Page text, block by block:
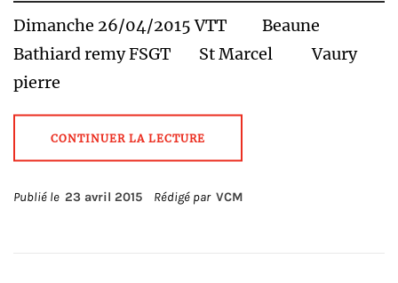
Dimanche 26/04/2015 VTT Beaune
Bathiard remy FSGT St Marcel Vaury
pierre
CONTINUER LA LECTURE
Publié le 23 avril 2015 Rédigé par VCM